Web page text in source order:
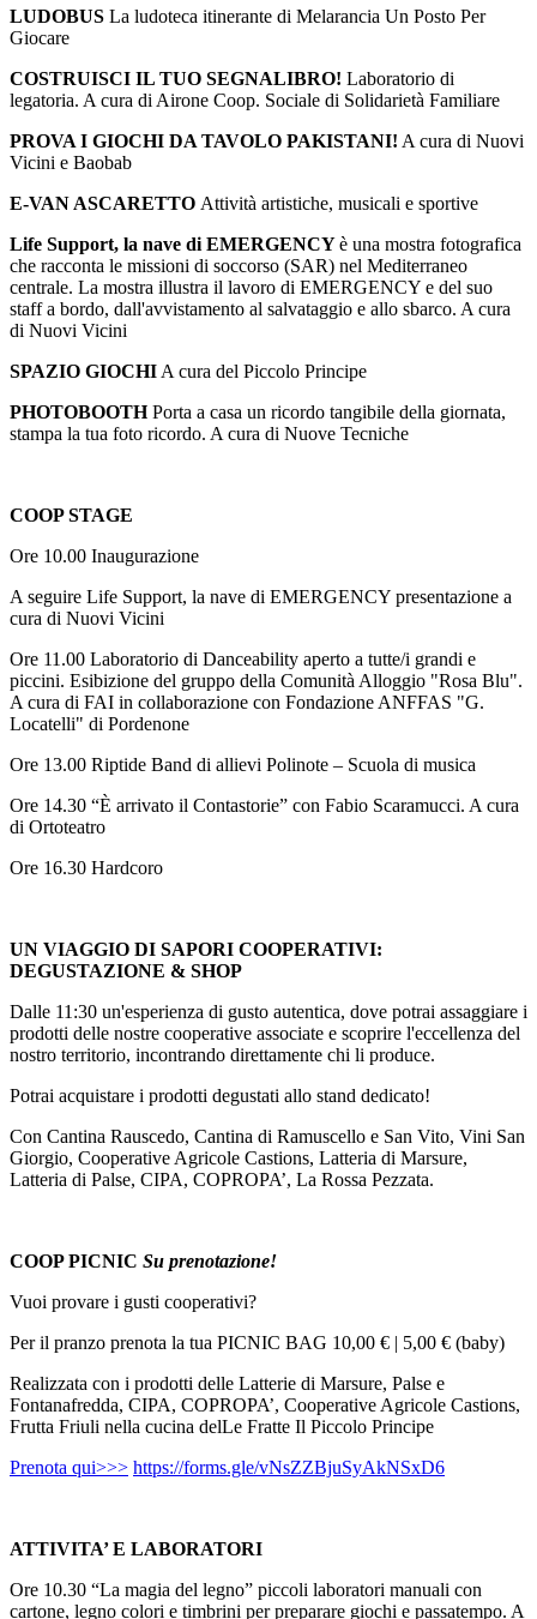
LUDOBUS La ludoteca itinerante di Melarancia Un Posto Per
Giocare
COSTRUISCI IL TUO SEGNALIBRO! Laboratorio di
legatoria. A cura di Airone Coop. Sociale di Solidarietà Familiare
PROVA I GIOCHI DA TAVOLO PAKISTANI! A cura di Nuovi
Vicini e Baobab
E-VAN ASCARETTO Attività artistiche, musicali e sportive
Life Support, la nave di EMERGENCYè una mostra fotografica
che racconta le missioni di soccorso (SAR) nel Mediterraneo
centrale. La mostra illustra il lavoro di EMERGENCY e del suo
staff a bordo, dall'avvistamento al salvataggio e allo sbarco. A cura
di Nuovi Vicini
SPAZIO GIOCHIA cura del Piccolo Principe
PHOTOBOOTH Porta a casa un ricordo tangibile della giornata,
stampa la tua foto ricordo. A cura di Nuove Tecniche
COOP STAGE
Ore 10.00 Inaugurazione
A seguire Life Support, la nave di EMERGENCY presentazione a
cura di Nuovi Vicini
Ore 11.00 Laboratorio di Danceability aperto a tutte/i grandi e
piccini. Esibizione del gruppo della Comunità Alloggio "Rosa Blu".
A cura di FAI in collaborazione con Fondazione ANFFAS "G.
Locatelli" di Pordenone
Ore 13.00 Riptide Band di allievi Polinote – Scuola di musica
Ore 14.30 “È arrivato il Contastorie” con Fabio Scaramucci. A cura
di Ortoteatro
Ore 16.30 Hardcoro
UN VIAGGIO DI SAPORI COOPERATIVI:
DEGUSTAZIONE & SHOP
Dalle 11:30 un'esperienza di gusto autentica, dove potrai assaggiare i
prodotti delle nostre cooperative associate e scoprire l'eccellenza del
nostro territorio, incontrando direttamente chi li produce.
Potrai acquistare i prodotti degustati allo stand dedicato!
Con Cantina Rauscedo, Cantina di Ramuscello e San Vito, Vini San
Giorgio, Cooperative Agricole Castions, Latteria di Marsure,
Latteria di Palse, CIPA, COPROPA’, La Rossa Pezzata.
COOP PICNIC Su prenotazione!
Vuoi provare i gusti cooperativi?
Per il pranzo prenota la tua PICNIC BAG 10,00 € | 5,00 € (baby)
Realizzata con i prodotti delle Latterie di Marsure, Palse e
Fontanafredda, CIPA, COPROPA’, Cooperative Agricole Castions,
Frutta Friuli nella cucina delLe Fratte Il Piccolo Principe
Prenota qui>>> https://forms.gle/vNsZZBjuSyAkNSxD6
ATTIVITA’ E LABORATORI
Ore 10.30 “La magia del legno” piccoli laboratori manuali con
cartone, legno colori e timbrini per preparare giochi e passatempo. A